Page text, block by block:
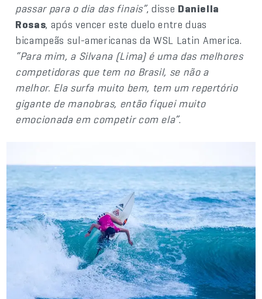
passar para o dia das finais”, disse Daniella
Rosas, após vencer este duelo entre duas
bicampeãs sul-americanas da WSL Latin America.
“Para mim, a Silvana (Lima) é uma das melhores
competidoras que tem no Brasil, se não a
melhor. Ela surfa muito bem, tem um repertório
gigante de manobras, então fiquei muito
emocionada em competir com ela”.